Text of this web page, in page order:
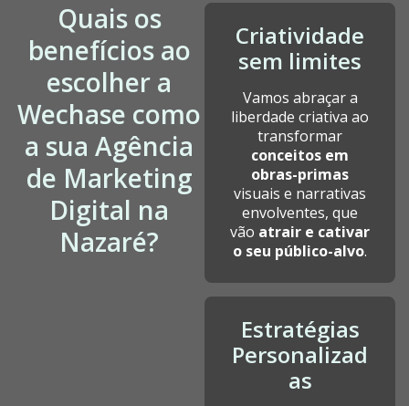
Quais os
benefícios ao
escolher a
Wechase como
a sua Agência
de Marketing
Digital na
Nazaré?
Criatividade
sem limites
Vamos abraçar a
liberdade criativa ao
transformar
conceitos em
obras-primas
visuais e narrativas
envolventes, que
vão atrair e cativar
o seu público-alvo.
Estratégias
Personalizad
as